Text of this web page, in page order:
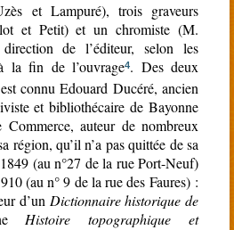
et Lampuré), trois graveurs
et Petit) et un chromiste (M.
de l’éditeur, selon les
la fin de l’ouvrage4. Des deux
connu Edouard Ducéré, ancien
et bibliothécaire de Bayonne
auteur de nombreux
région, qu’il n’a pas quittée de sa
(au n°27 de la rue Port-Neuf)
(au n° 9 de la rue des Faures) :
d’un Dictionnaire historique de
Histoire topographique et